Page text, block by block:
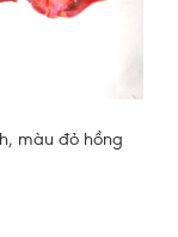
màu đỏ hồng